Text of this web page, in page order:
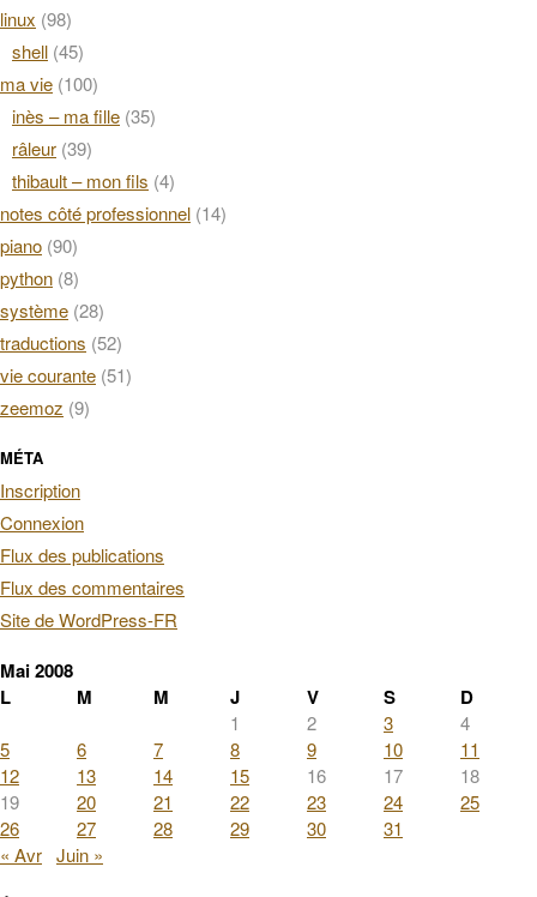
linux (98)
shell (45)
ma vie (100)
inès – ma fille (35)
râleur (39)
thibault – mon fils (4)
notes côté professionnel (14)
piano (90)
python (8)
système (28)
traductions (52)
vie courante (51)
zeemoz (9)
MÉTA
Inscription
Connexion
Flux des publications
Flux des commentaires
Site de WordPress-FR
Mai 2008
L
M M J V S D
1 2 3
4
5
6 7 8 9 10
11
12
13 14 15 16 17
18
19
20 21 22 23 24
25
26
27 28 29 30
31
« Avr Juin »